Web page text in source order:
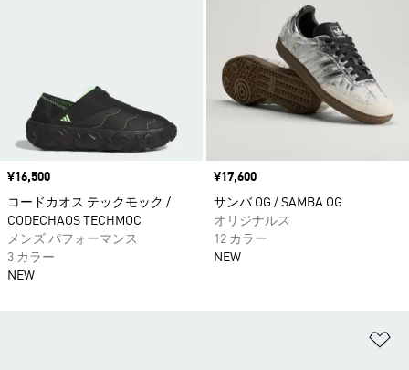
価格
¥16,500
コードカオス テックモック /
CODECHAOS TECHMOC
メンズ パフォーマンス
3 カラー
NEW
価格
¥17,600
サンバ OG / SAMBA OG
オリジナルス
12 カラー
NEW